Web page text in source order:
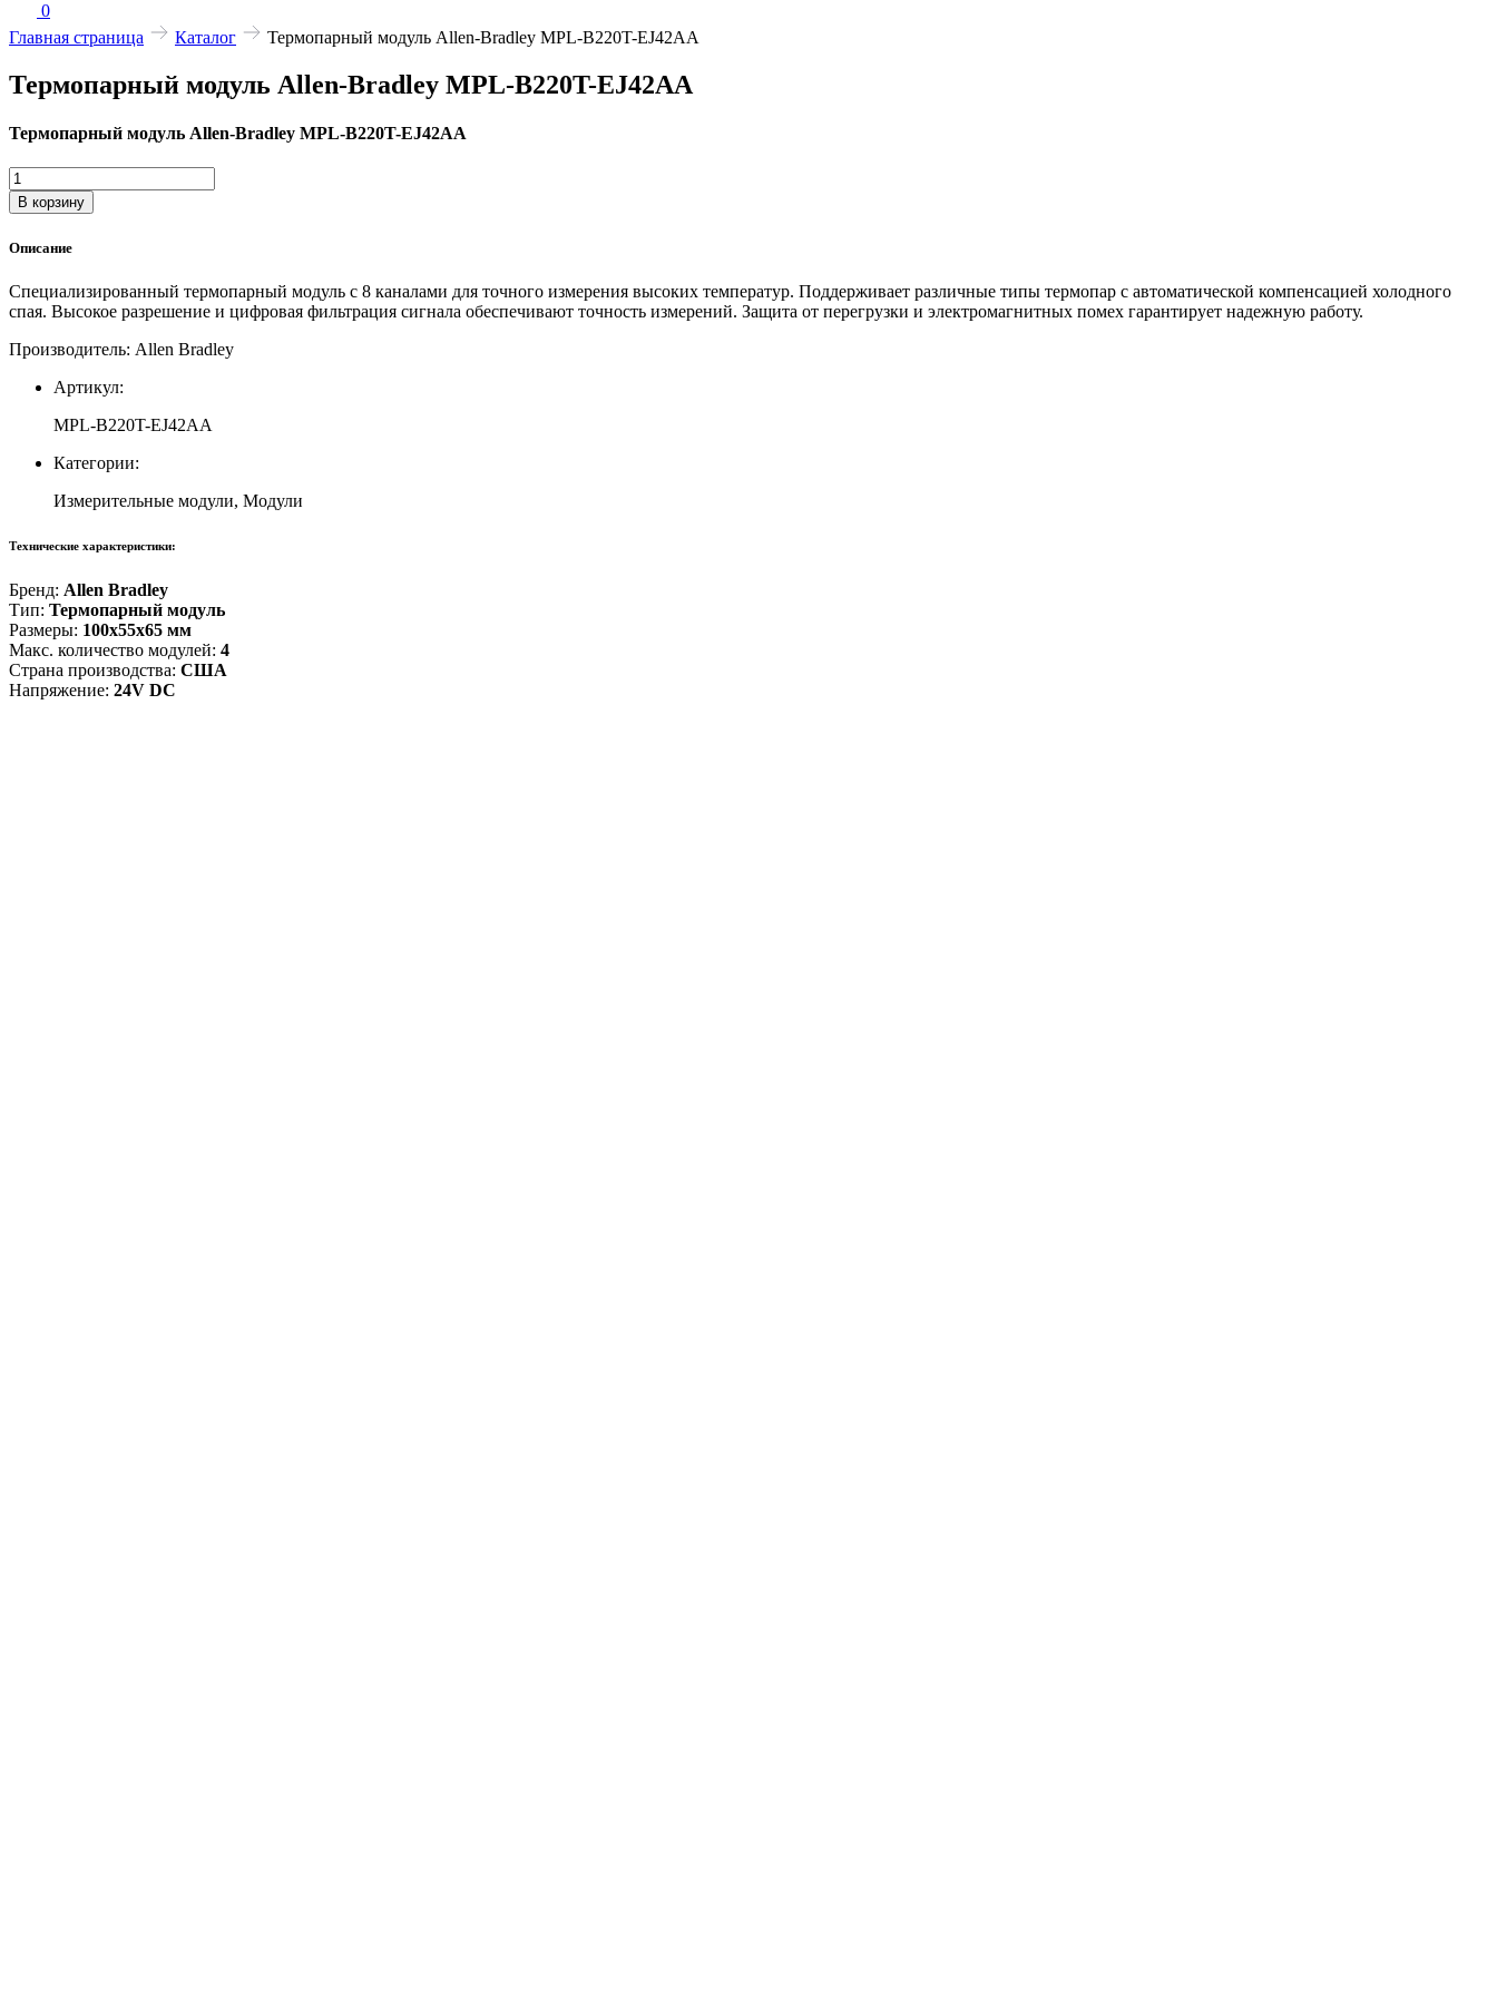
0
Главная страница
Каталог Термопарный модуль Allen-Bradley MPL-B220T-EJ42AA
Термопарный модуль Allen-Bradley MPL-B220T-EJ42AA
Термопарный модуль Allen-Bradley MPL-B220T-EJ42AA
Количество
товара
Термопарный
Allen-
MPL-
B220T-
В корзину
Описание
Специализированный термопарный модуль с 8 каналами для точного измерения высоких температур. Поддерживает различные типы термопар с автоматической компенсацией холодного
спая. Высокое разрешение и цифровая фильтрация сигнала обеспечивают точность измерений. Защита от перегрузки и электромагнитных помех гарантирует надежную работу.
Производитель: Allen Bradley
Артикул:
MPL-B220T-EJ42AA
Категории:
Измерительные модули, Модули
Технические характеристики:
Бренд: Allen Bradley
Тип: Термопарный модуль
Размеры: 100x55x65 мм
Макс. количество модулей: 4
Страна производства: США
Напряжение: 24V DC